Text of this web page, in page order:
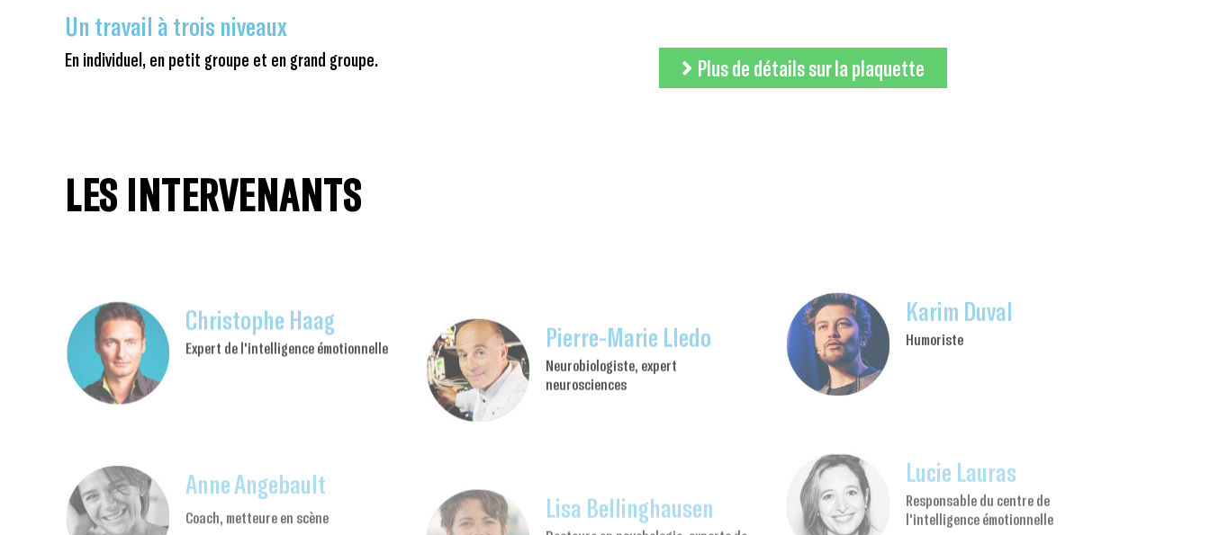
Un travail à trois niveaux
En individuel, en petit groupe et en grand groupe. Plus de détails sur la plaquette
LES INTERVENANTS
Christophe Haag
Expert de l'intelligence émotionnelle Pierre-Marie Lledo
Neurobiologiste, expert
neurosciences
Karim Duval
Humoriste
Anne Angebault
Coach, metteure en scène Lisa Bellinghausen
Lucie Lauras
Responsable du centre de
l'intelligence émotionnelle